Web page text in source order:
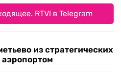
RTVI в Telegram
из стратегических
аэропортом